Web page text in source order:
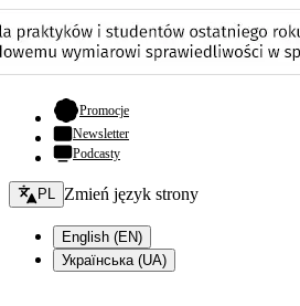
Promocje- otwiera się w nowej karcie
Newsletter
Podcasty
Zmień język - bieżący:
PL Zmień język strony
English (EN)
Українська (UA)